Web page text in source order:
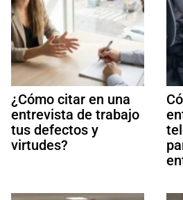
¿Cómo citar en una
entrevista de trabajo
tus defectos y
virtudes?